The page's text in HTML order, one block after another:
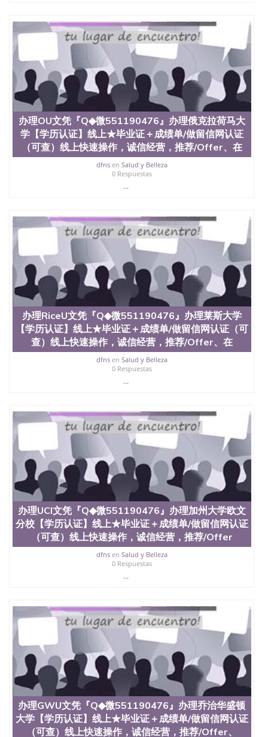
理俄亥俄大学文凭『Q◆微551190476』办理俄亥俄大
学【学历认证】线上★毕业证＋成绩单/做留信网认
证（可查）线上快速操作，诚信经营，推荐/Offer、
在读证明、雅思托福成绩单/★各类英文材料/制作，
购买成绩单，购买假文凭，购买假学位证，制造假国
外大学文凭Ohio University
办理OU文凭『Q◆微551190476』办理俄克拉荷马大
学【学历认证】线上★毕业证＋成绩单/做留信网认证
（可查）线上快速操作，诚信经营，推荐/Offer、在
dfnsen Salud y Belleza
0 Respuestas
...
办理RiceU文凭『Q◆微551190476』办理莱斯大学
【学历认证】线上★毕业证＋成绩单/做留信网认证（可
查）线上快速操作，诚信经营，推荐/Offer、在
dfnsen Salud y Belleza
0 Respuestas
...
办理UCI文凭『Q◆微551190476』办理加州大学欧文
分校【学历认证】线上★毕业证＋成绩单/做留信网认证
（可查）线上快速操作，诚信经营，推荐/Offer
dfnsen Salud y Belleza
0 Respuestas
...
办理GWU文凭『Q◆微551190476』办理乔治华盛顿
大学【学历认证】线上★毕业证＋成绩单/做留信网认证
（可查）线上快速操作，诚信经营，推荐/Offer、